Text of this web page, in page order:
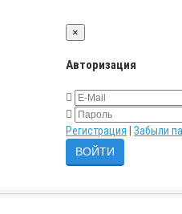
×
Авторизация
Регистрация Забыли